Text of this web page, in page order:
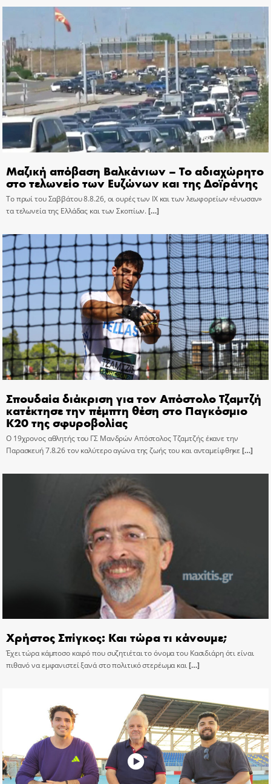
Μαζική απόβαση Βαλκάνιων – Το αδιαχώρητο
στο τελωνείο των Ευζώνων και της Δοϊράνης
Το πρωί του Σαββάτου 8.8.26, οι ουρές των ΙΧ και των λεωφορείων «ένωσαν»
τα τελωνεία της Ελλάδας και των Σκοπίων.[…]
Σπουδαία διάκριση για τον Απόστολο Τζαμτζή
κατέκτησε την πέμπτη θέση στο Παγκόσμιο
Κ20 της σφυροβολίας
Ο 19χρονος αθλητής του ΓΣ Μανδρών Απόστολος Τζαμτζής έκανε την
Παρασκευή 7.8.26 τον καλύτερο αγώνα της ζωής του και ανταμείφθηκε[…]
Χρήστος Σπίγκος: Και τώρα τι κάνουμε;
Έχει τώρα κάμποσο καιρό που συζητιέται το όνομα του Κασιδιάρη ότι είναι
πιθανό να εμφανιστεί ξανά στο πολιτικό στερέωμα και[…]